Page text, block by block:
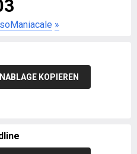
»
KOPIEREN